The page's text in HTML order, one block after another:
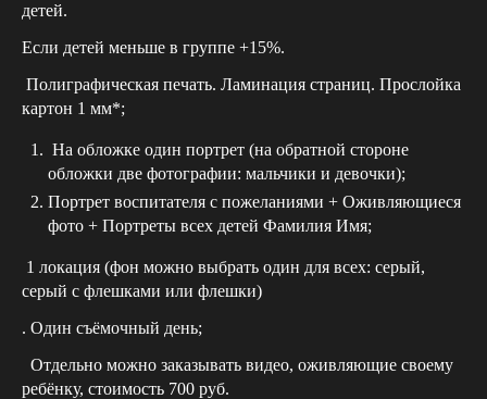
детей.
Если детей меньше в группе +15%.
Полиграфическая печать. Ламинация страниц. Прослойка
картон 1 мм*;
На обложке один портрет (на обратной стороне
обложки две фотографии: мальчики и девочки);
Портрет воспитателя с пожеланиями + Оживляющиеся
фото + Портреты всех детей Фамилия Имя;
1 локация (фон можно выбрать один для всех: серый,
серый с флешками или флешки)
. Один съёмочный день;
Отдельно можно заказывать видео, оживляющие своему
ребёнку, стоимость 700 руб.